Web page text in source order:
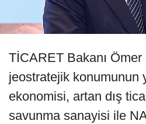
TİCARET Bakanı
jeostratejik konumunun
ekonomisi, artan dış
savunma sanayisi ile